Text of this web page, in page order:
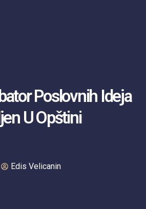
Poslovnih Ideja
U Opštini
Edis Velicanin